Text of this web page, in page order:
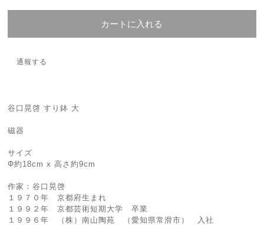
カートに入れる
通報する
谷口晃啓 すり鉢 大
磁器
サイズ
Φ約18cm x 高さ約9cm
作家：谷口晃啓
１９７０年 京都府生まれ
１９９２年 京都芸術短期大学 卒業
１９９６年 （株）南山陶苑 （愛知県常滑市） 入社